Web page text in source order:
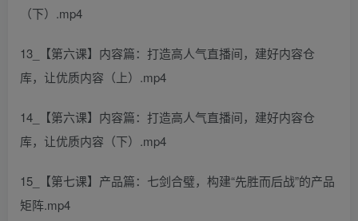
（下）.mp4
13_【第六课】内容篇：打造高人气直播间，建好内容仓
库，让优质内容（上）.mp4
14_【第六课】内容篇：打造高人气直播间，建好内容仓
库，让优质内容（下）.mp4
15_【第七课】产品篇：七剑合璧，构建“先胜而后战”的产品
矩阵.mp4